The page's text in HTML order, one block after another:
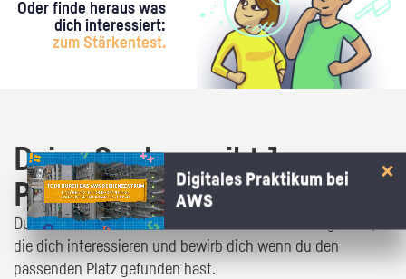
Oder finde heraus was
dich interessiert:
zum Stärkentest.
Deine Suche ergibt 1
Praktikumsangebot!
Du bist fast da! Klick dich durch die Praktikumsangebote,
die dich interessieren und bewirb dich wenn du den
passenden Platz gefunden hast.
Digitales Praktikum bei
AWS